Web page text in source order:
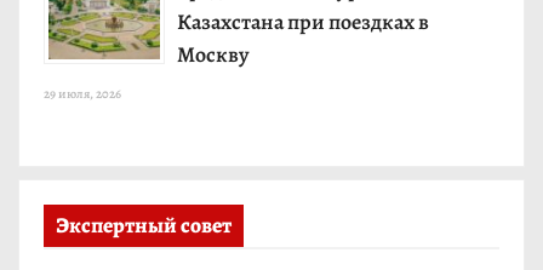
Казахстана при поездках в
Москву
29 июля, 2026
Экспертный совет